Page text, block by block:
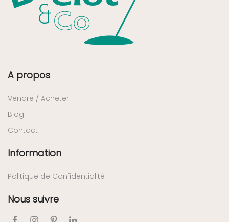
A propos
Vendre / Acheter
Blog
Contact
Information
Politique de Confidentialité
Nous suivre